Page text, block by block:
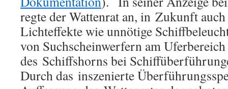
regte der Wattenrat an, in Zukunft
Lichteffekte wie unnötige
von Suchscheinwerfern am
des Schiffshorns bei
Durch das inszenierte